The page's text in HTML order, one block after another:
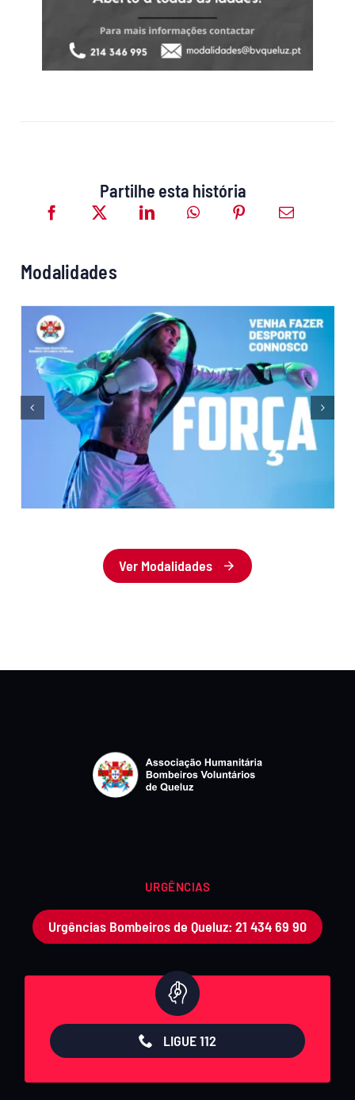
Partilhe esta história
Modalidades
Ver Modalidades
URGÊNCIAS
Urgências Bombeiros de Queluz: 21 434 69 90
LIGUE 112